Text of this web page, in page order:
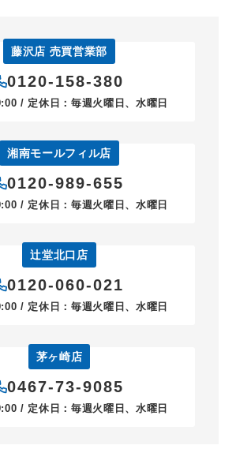
藤沢店 売買営業部
0120-158-380
/ 定休日：毎週火曜日、水曜日
湘南モールフィル店
0120-989-655
/ 定休日：毎週火曜日、水曜日
辻堂北口店
0120-060-021
/ 定休日：毎週火曜日、水曜日
茅ヶ崎店
0467-73-9085
/ 定休日：毎週火曜日、水曜日